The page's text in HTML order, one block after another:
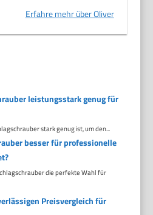
Erfahre mehr über Oliver
leistungsstark genug für
stark genug ist, um den...
besser für professionelle
die perfekte Wahl für
Preisvergleich für